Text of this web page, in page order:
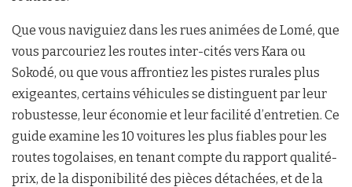
Que vous naviguiez dans les rues animées de Lomé, que
vous parcouriez les routes inter-cités vers Kara ou
Sokodé, ou que vous affrontiez les pistes rurales plus
exigeantes, certains véhicules se distinguent par leur
robustesse, leur économie et leur facilité d’entretien. Ce
guide examine les 10 voitures les plus fiables pour les
routes togolaises, en tenant compte du rapport qualité-
prix, de la disponibilité des pièces détachées, et de la